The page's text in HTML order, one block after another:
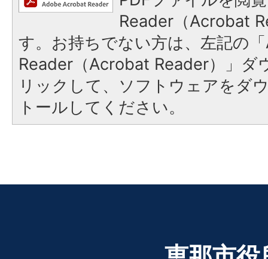
Reader（Acrobat
す。お持ちでない方は、左記の
Reader（Acrobat Reader）」ダ
リックして、ソフトウェアをダ
トールしてください。